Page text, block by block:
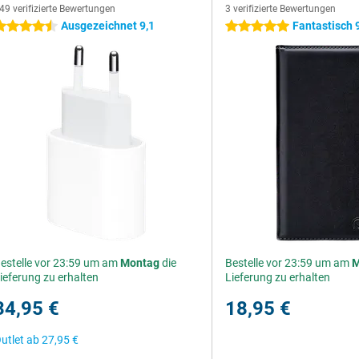
verifizierte Bewertungen
Sterne Ausgezeichnet 9,1
vor 23:59 um amMontagdie
zu erhalten
€
ab27,95 €
3 verifizierte Bewertungen
5 Sterne Fantastisch
Bestelle vor 23:59 um am
Lieferung zu erhalten
18,95 €